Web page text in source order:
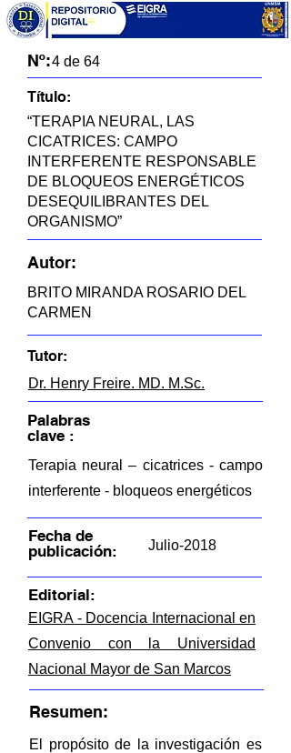
Nº:4 de 64
Título:
“TERAPIA NEURAL, LAS
CICATRICES: CAMPO
INTERFERENTE RESPONSABLE
DE BLOQUEOS ENERGÉTICOS
DESEQUILIBRANTES DEL
ORGANISMO”
Autor:
BRITO MIRANDA ROSARIO DEL
CARMEN
Tutor:
Dr. Henry Freire. MD. M.Sc.
Palabras
clave :
Terapia neural – cicatrices - campo
interferente - bloqueos energéticos
Fecha de
publicación:
Julio-2018
Editorial:
EIGRA - Docencia Internacional en
Convenio con la Universidad
Nacional Mayor de San Marcos
Resumen:
El propósito de la investigación es